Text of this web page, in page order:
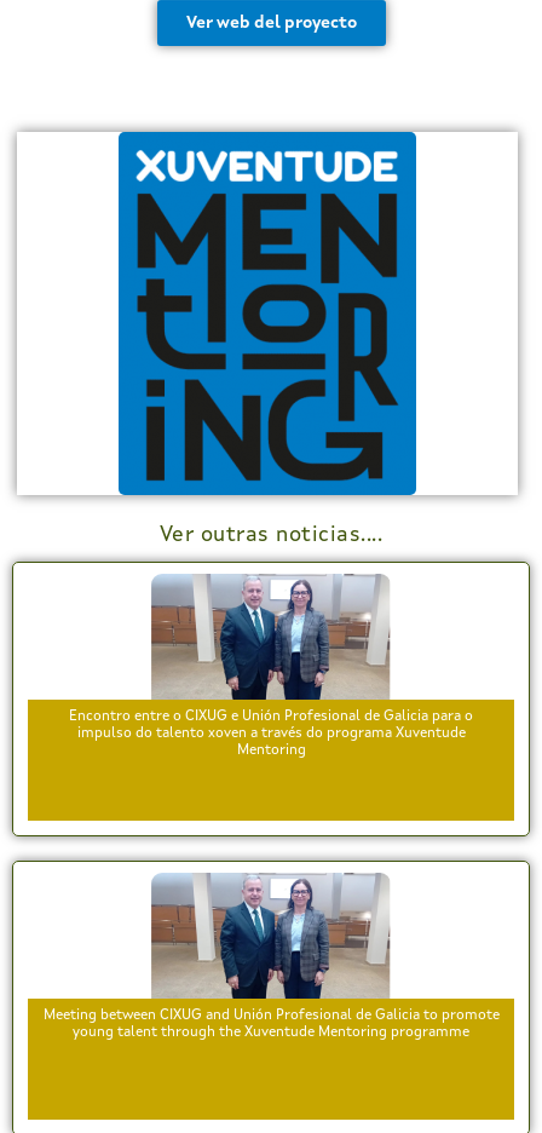
Ver web del proyecto
Ver outras noticias....
Encontro entre o CIXUG e Unión Profesional de Galicia para o
impulso do talento xoven a través do programa Xuventude
Mentoring
Meeting between CIXUG and Unión Profesional de Galicia to promote
young talent through the Xuventude Mentoring programme